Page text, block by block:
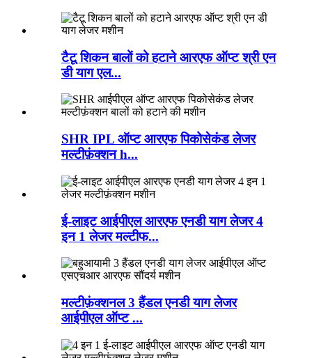
टैटू शिकन बालों को हटाने आरएफ ऑप्ट श्री एन
डी याग एल...
SHR IPL ऑप्ट आरएफ पिकोसेकंड लेजर
मल्टीफ़ंक्शन h...
ई-लाइट आईपीएल आरएफ एनडी याग लेजर 4
इन 1 लेजर मल्टीफ...
मल्टीफ़ंक्शनल 3 हैंडल एनडी याग लेजर
आईपीएल ऑप्ट ...